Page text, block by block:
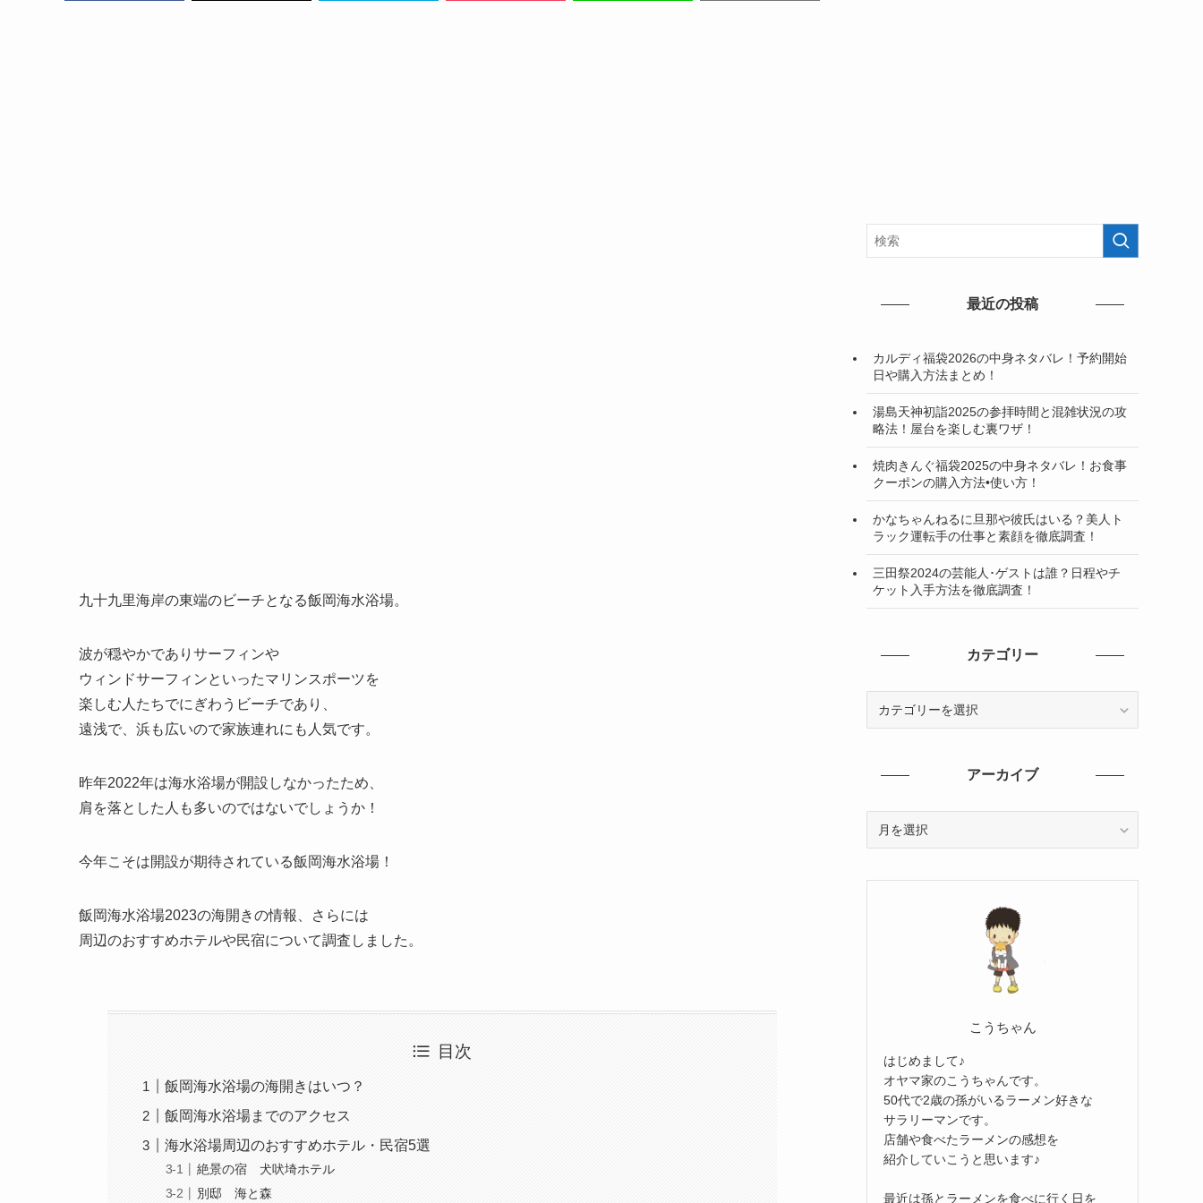
九十九里海岸の東端のビーチとなる飯岡海水浴場。
波が穏やかでありサーフィンや
ウィンドサーフィンといったマリンスポーツを
楽しむ人たちでにぎわうビーチであり、
遠浅で、浜も広いので家族連れにも人気です。
昨年2022年は海水浴場が開設しなかったため、
肩を落とした人も多いのではないでしょうか！
今年こそは開設が期待されている飯岡海水浴場！
飯岡海水浴場2023の海開きの情報、さらには
周辺のおすすめホテルや民宿について調査しました。
目次
飯岡海水浴場の海開きはいつ？
飯岡海水浴場までのアクセス
海水浴場周辺のおすすめホテル・民宿5選
絶景の宿 犬吠埼ホテル
別邸 海と森
最近の投稿
カルディ福袋2026の中身ネタバレ！予約開始
日や購入方法まとめ！
湯島天神初詣2025の参拝時間と混雑状況の攻
略法！屋台を楽しむ裏ワザ！
焼肉きんぐ福袋2025の中身ネタバレ！お食事
クーポンの購入方法•使い方！
かなちゃんねるに旦那や彼氏はいる？美人ト
ラック運転手の仕事と素顔を徹底調査！
三田祭2024の芸能人･ゲストは誰？日程やチ
ケット入手方法を徹底調査！
カテゴリー
アーカイブ
イ
こうちゃん
はじめまして♪
オヤマ家のこうちゃんです。
50代で2歳の孫がいるラーメン好きな
サラリーマンです。
店舗や食べたラーメンの感想を
紹介していこうと思います♪
最近は孫とラーメンを食べに行く日を